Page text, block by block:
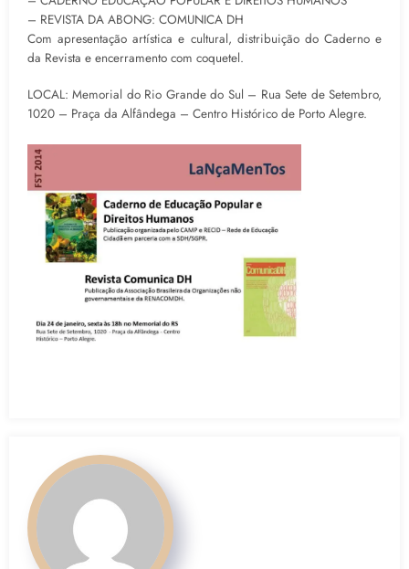
– REVISTA DA ABONG: COMUNICA DH
Com apresentação artística e cultural, distribuição do Caderno e
da Revista e encerramento com coquetel.
LOCAL: Memorial do Rio Grande do Sul – Rua Sete de Setembro,
1020 – Praça da Alfândega – Centro Histórico de Porto Alegre.